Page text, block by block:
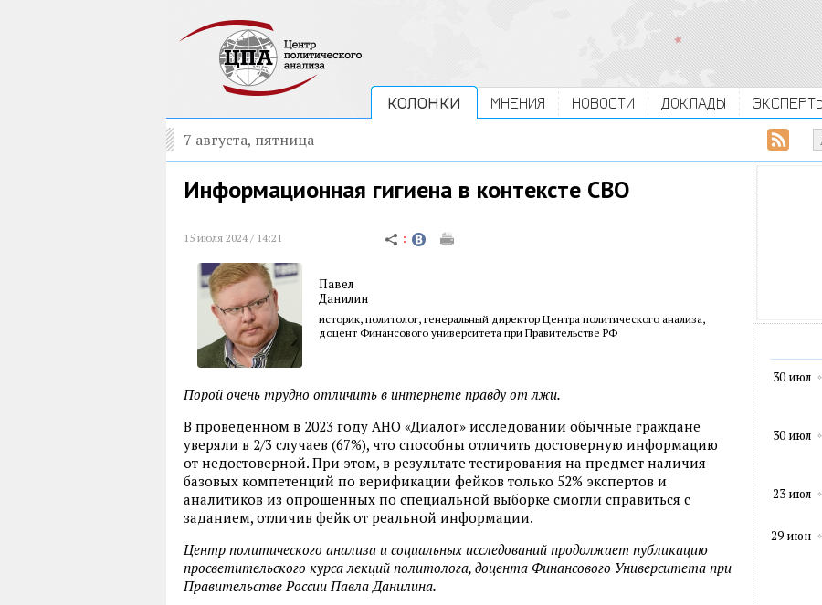
КОЛОНКИ МНЕНИЯ НОВОСТИ ДОКЛАДЫ
7 августа, пятница
Информационная гигиена в контексте СВО
15 июля 2024 / 14:21
Павел
Данилин
историк, политолог, генеральный директор Центра политического анализа,
доцент Финансового университета при Правительстве РФ
Порой очень трудно отличить в интернете правду от лжи.
В проведенном в 2023 году АНО «Диалог» исследовании обычные граждане
уверяли в 2/3 случаев (67%), что способны отличить достоверную информацию
от недостоверной. При этом, в результате тестирования на предмет наличия
базовых компетенций по верификации фейков только 52% экспертов и
аналитиков из опрошенных по специальной выборке смогли справиться с
заданием, отличив фейк от реальной информации.
Центр политического анализа и социальных исследований продолжает публикацию
просветительского курса лекций политолога, доцента Финансового Университета при
Правительстве России Павла Данилина.
30 июл
30 июл
23 июл
29 июн